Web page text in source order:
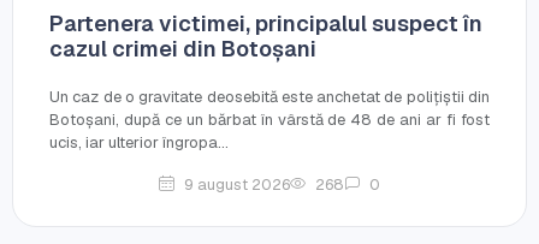
Partenera victimei, principalul suspect în
cazul crimei din Botoșani
Un caz de o gravitate deosebită este anchetat de polițiștii din
Botoșani, după ce un bărbat în vârstă de 48 de ani ar fi fost
ucis, iar ulterior îngropa...
9 august 2026 268 0